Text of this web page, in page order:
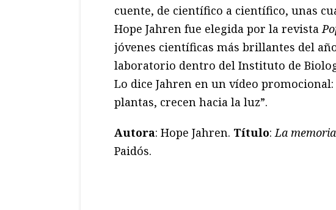
cuente, de científico a científico, unas
Hope Jahren fue elegida por la revista
jóvenes científicas más brillantes del
laboratorio dentro del Instituto de
Lo dice Jahren en un vídeo
plantas, crecen hacia la luz”.
Autora: Hope Jahren. Título:La
Paidós.